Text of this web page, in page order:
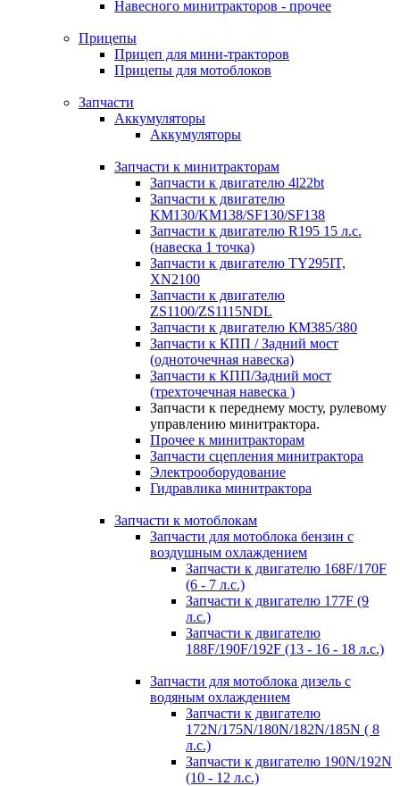
Навесного минитракторов - прочее
Прицепы
Прицеп для мини-тракторов
Прицепы для мотоблоков
Запчасти
Аккумуляторы
Аккумуляторы
Запчасти к минитракторам
Запчасти к двигателю 4l22bt
Запчасти к двигателю
KM130/KM138/SF130/SF138
Запчасти к двигателю R195 15 л.с.
(навеска 1 точка)
Запчасти к двигателю TY295IT,
XN2100
Запчасти к двигателю
ZS1100/ZS1115NDL
Запчасти к двигателю КМ385/380
Запчасти к КПП / Задний мост
(одноточечная навеска)
Запчасти к КПП/Задний мост
(трехточечная навеска )
Запчасти к переднему мосту, рулевому
управлению минитрактора.
Прочее к минитракторам
Запчасти сцепления минитрактора
Электрооборудование
Гидравлика минитрактора
Запчасти к мотоблокам
Запчасти для мотоблока бензин с
воздушным охлаждением
Запчасти к двигателю 168F/170F
(6 - 7 л.с.)
Запчасти к двигателю 177F (9
л.с.)
Запчасти к двигателю
188F/190F/192F (13 - 16 - 18 л.с.)
Запчасти для мотоблока дизель с
водяным охлаждением
Запчасти к двигателю
172N/175N/180N/182N/185N ( 8
л.с.)
Запчасти к двигателю 190N/192N
(10 - 12 л.с.)